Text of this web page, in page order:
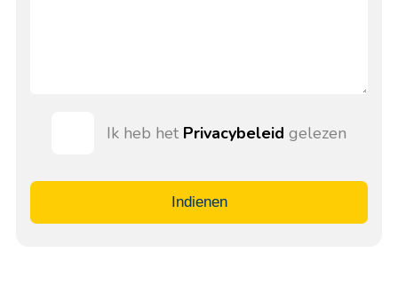
Ik heb het Privacybeleid gelezen
Indienen